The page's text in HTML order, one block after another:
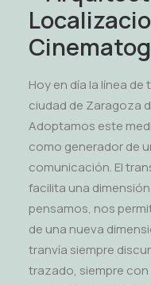
Hoy en día la línea de
ciudad de Zaragoza
Adoptamos este
como generador de
comunicación. El
facilita una
pensamos, nos
de una nueva
tranvía siempre
trazado, siempre